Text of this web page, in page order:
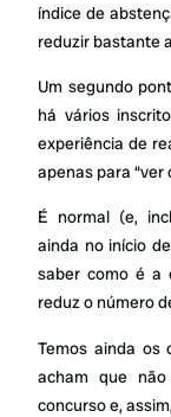
índice de
reduzir bastante
Um segundo
há vários
experiência de
apenas para “ver
É normal (e,
ainda no início
saber como é a
reduz o número
Temos ainda os
acham que
concurso e,